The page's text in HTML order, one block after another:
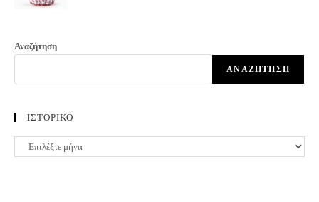
Αναζήτηση
ΑΝΑΖΉΤΗΣΗ
ΙΣΤΟΡΙΚΟ
ΙΣΤΟΡΙΚΟ